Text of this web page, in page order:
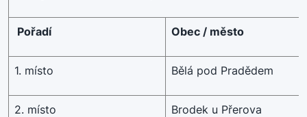
Pořadí Obec / město
1. místo Bělá pod Pradědem
2. místo Brodek u Přerova